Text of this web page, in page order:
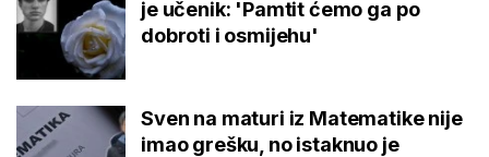
je učenik: 'Pamtit ćemo ga po
dobroti i osmijehu'
Sven na maturi iz Matematike nije
imao grešku, no istaknuo je